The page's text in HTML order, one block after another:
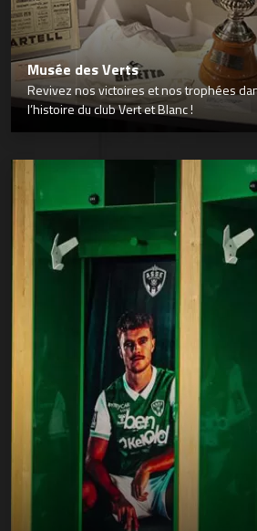
Musée des Verts
Revivez nos victoires et nos trophées
l’histoire du club Vert et Blanc !